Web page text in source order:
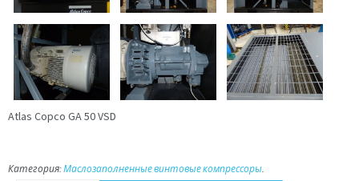
Atlas Copco GA 50 VSD
Категория:Маслозаполненные винтовые компрессоры